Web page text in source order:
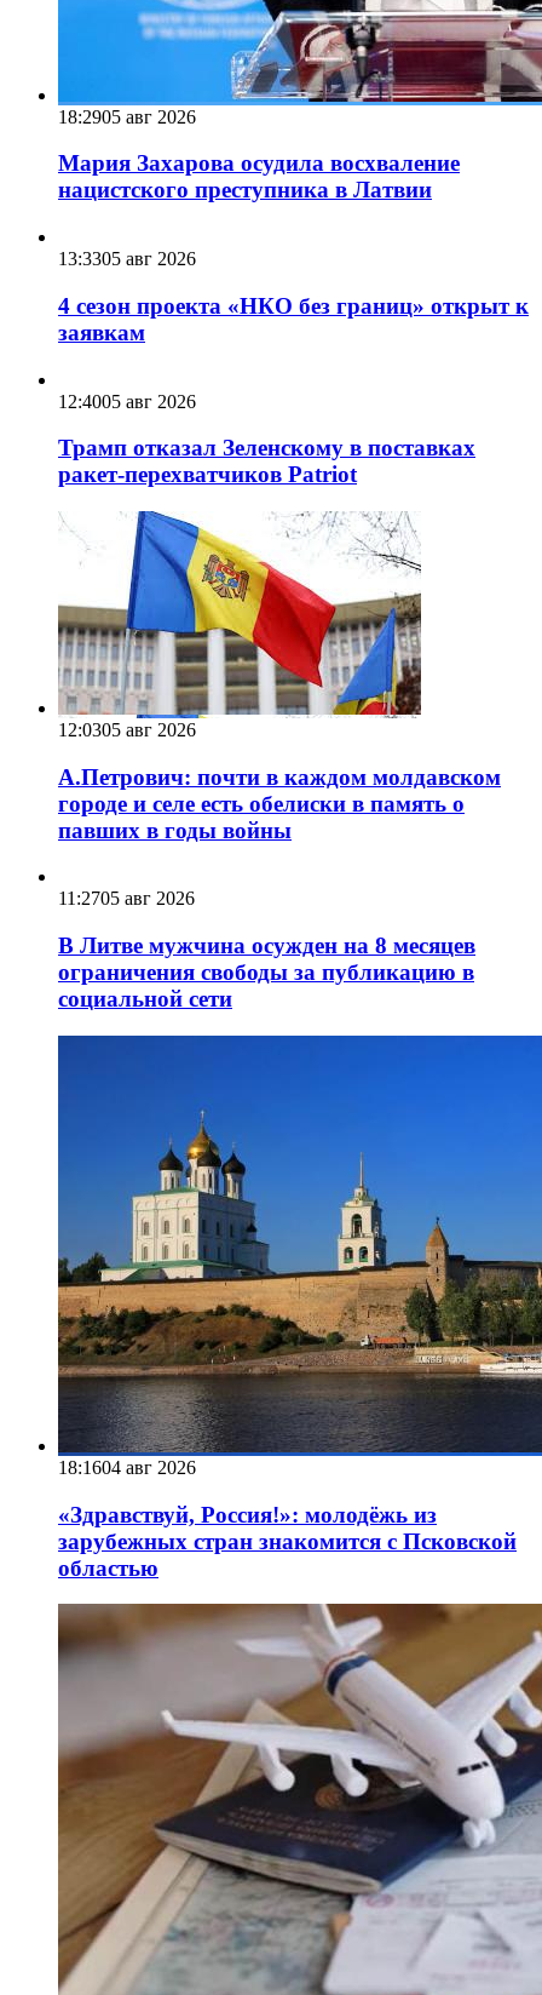
18:2905 авг 2026
Мария Захарова осудила восхваление
нацистского преступника в Латвии
13:3305 авг 2026
4 сезон проекта «НКО без границ» открыт к
заявкам
12:4005 авг 2026
Трамп отказал Зеленскому в поставках
ракет-перехватчиков Patriot
12:0305 авг 2026
А.Петрович: почти в каждом молдавском
городе и селе есть обелиски в память о
павших в годы войны
11:2705 авг 2026
В Литве мужчина осужден на 8 месяцев
ограничения свободы за публикацию в
социальной сети
18:1604 авг 2026
«Здравствуй, Россия!»: молодёжь из
зарубежных стран знакомится с Псковской
областью